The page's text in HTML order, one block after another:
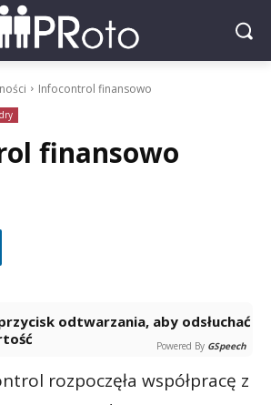
Infocontrol finansowo
finansowo
Powered By GSpeech
rozpoczęła współpracę z